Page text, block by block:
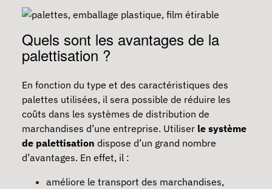
Quels sont les avantages de la
palettisation ?
En fonction du type et des caractéristiques des
palettes utilisées, il sera possible de réduire les
coûts dans les systèmes de distribution de
marchandises d’une entreprise. Utiliser le système
de palettisation dispose d’un grand nombre
d’avantages. En effet, il :
améliore le transport des marchandises,